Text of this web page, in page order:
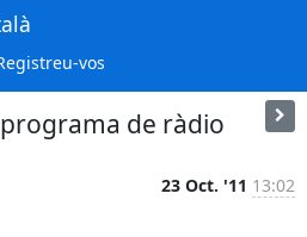
vos
de ràdio
23 Oct. '11 13:02